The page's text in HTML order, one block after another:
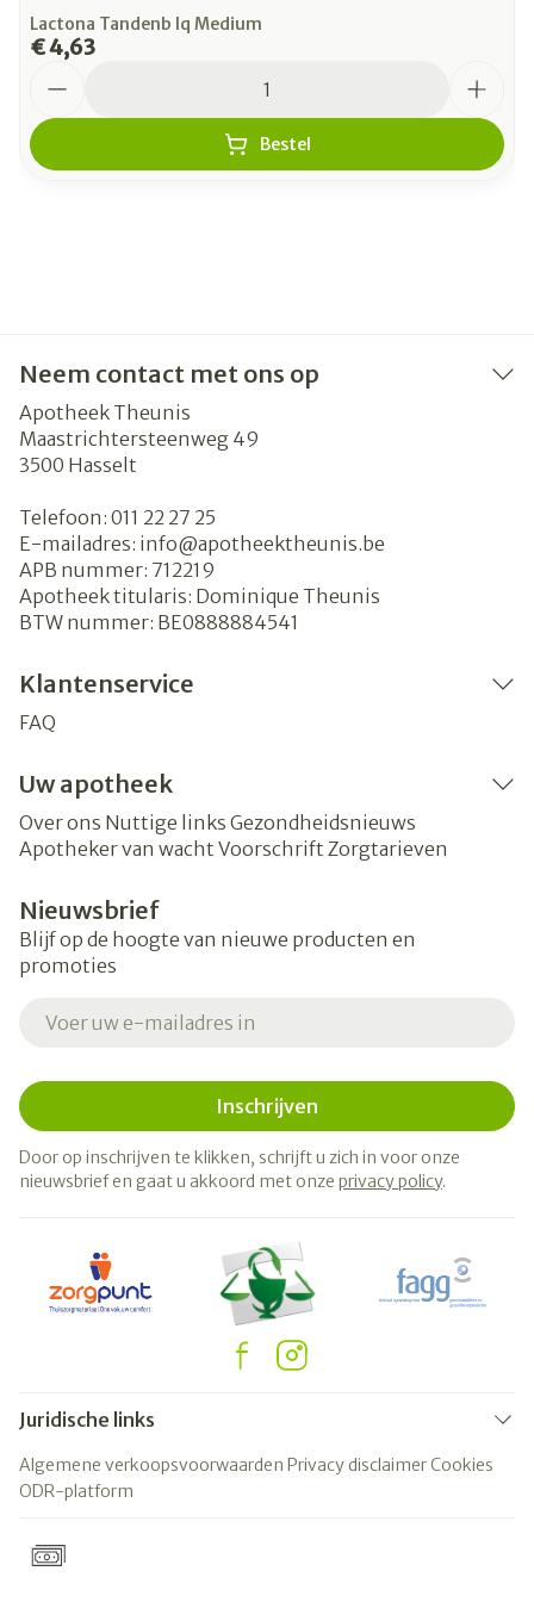
Lactona Tandenb Iq Medium
€ 4,63
Bestel
Neem contact met ons op
Apotheek Theunis
Maastrichtersteenweg 49
3500 Hasselt
Telefoon: 011 22 27 25
E-mailadres: info@apotheektheunis.be
APB nummer: 712219
Apotheek titularis: Dominique Theunis
BTW nummer: BE0888884541
Klantenservice
FAQ
Uw apotheek
Over ons Nuttige links Gezondheidsnieuws
Apotheker van wacht Voorschrift Zorgtarieven
Nieuwsbrief
Blijf op de hoogte van nieuwe producten en
promoties
Inschrijven
Door op inschrijven te klikken, schrijft u zich in voor onze
nieuwsbrief en gaat u akkoord met onze privacy policy.
Juridische links
Algemene verkoopsvoorwaarden Privacy disclaimerCookies
ODR-platform